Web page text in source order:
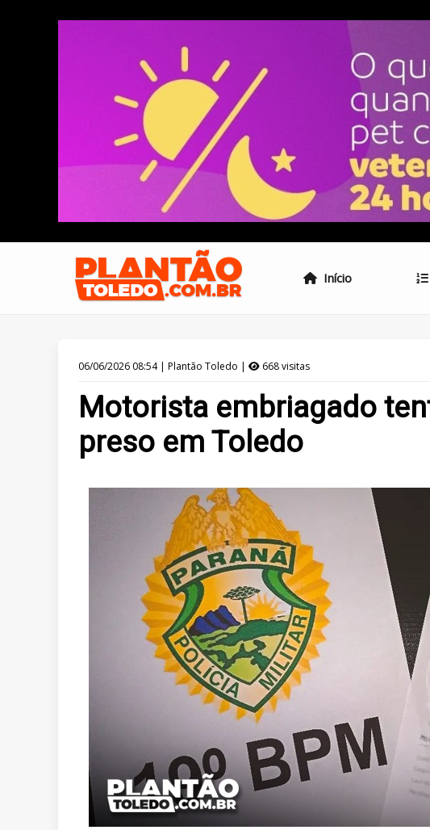
Início
06/06/2026 08:54 | Plantão Toledo | 668 visitas
Motorista embriagado
preso em Toledo